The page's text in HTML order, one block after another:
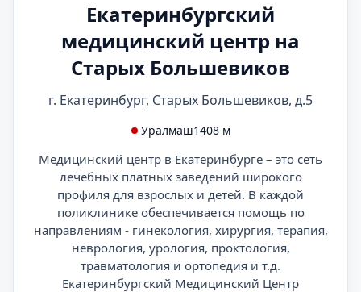
Екатеринбургский
медицинский центр на
Старых Большевиков
г. Екатеринбург, Старых Большевиков, д.5
Уралмаш1408 м
Медицинский центр в Екатеринбурге – это сеть
лечебных платных заведений широкого
профиля для взрослых и детей. В каждой
поликлинике обеспечивается помощь по
направлениям - гинекология, хирургия, терапия,
неврология, урология, проктология,
травматология и ортопедия и т.д.
Екатеринбургский Медицинский Центр